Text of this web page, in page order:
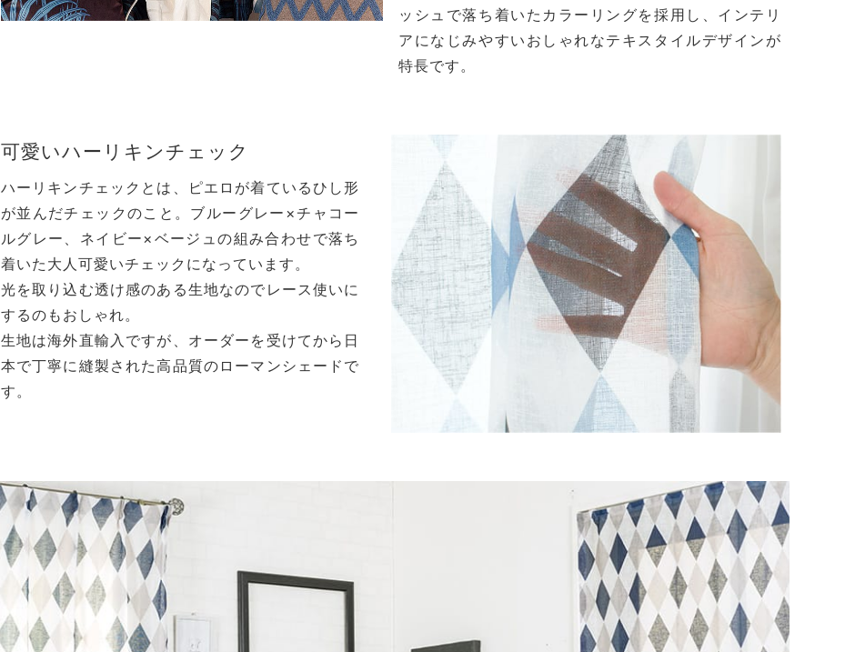
ッシュで落ち着いたカラーリングを採用し、インテリ
アになじみやすいおしゃれなテキスタイルデザインが
特長です。
可愛いハーリキンチェック
ハーリキンチェックとは、ピエロが着ているひし形
が並んだチェックのこと。ブルーグレー×チャコー
ルグレー、ネイビー×ベージュの組み合わせで落ち
着いた大人可愛いチェックになっています。
光を取り込む透け感のある生地なのでレース使いに
するのもおしゃれ。
生地は海外直輸入ですが、オーダーを受けてから日
本で丁寧に縫製された高品質のローマンシェードで
す。